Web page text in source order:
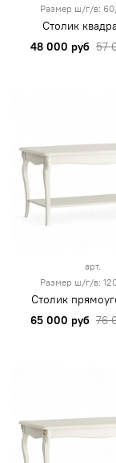
Размер ш/г/в:
Столик
48 000 руб 57
арт.
Размер ш/г/в:
Столик
65 000 руб 76